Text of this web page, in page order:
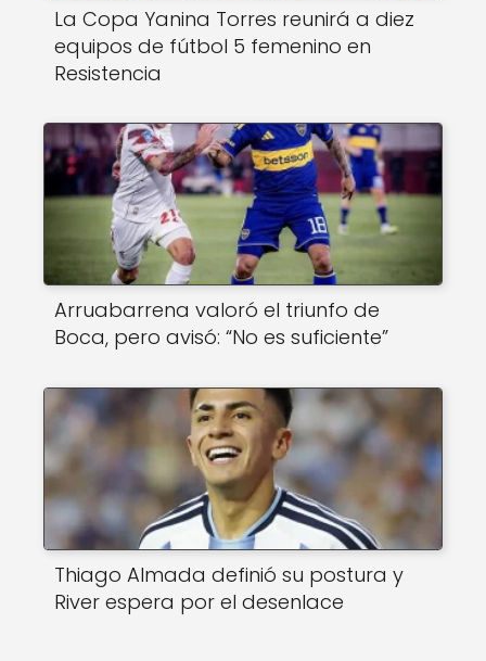
La Copa Yanina Torres reunirá a diez
equipos de fútbol 5 femenino en
Resistencia
Arruabarrena valoró el triunfo de
Boca, pero avisó: “No es suficiente”
Thiago Almada definió su postura y
River espera por el desenlace